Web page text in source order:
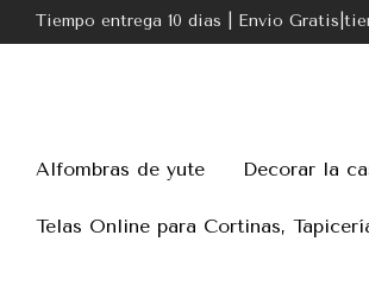
Tiempo entrega 10 dias | Envio
Alfombras de yute Decorar la
Telas Online para Cortinas,